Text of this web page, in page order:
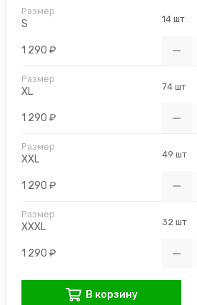
S 14 шт
1 290 ₽
XL 74 шт
1 290 ₽
XXL 49 шт
1 290 ₽
XXXL 32 шт
1 290 ₽
В корзину